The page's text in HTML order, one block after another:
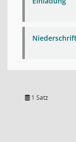
1 Satz